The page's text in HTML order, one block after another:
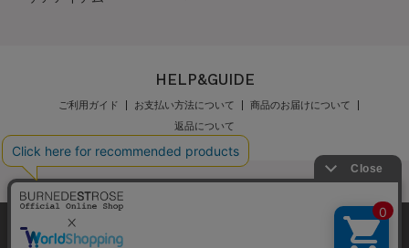
HELP&GUIDE
ご利用ガイド お支払い方法について
商品のお届けについて
返品について
弊社はCookieを利用し、Webの利便性向上に努め